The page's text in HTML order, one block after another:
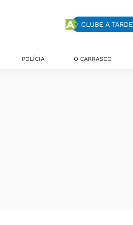
CLUBE A TARDE
POLÍCIA O CARRASCO